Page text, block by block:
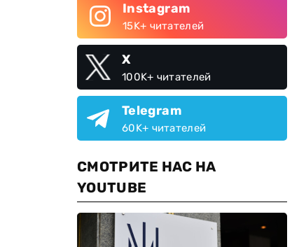
Instagram
15K+ читателей
X
100K+ читателей
Telegram
60K+ читателей
СМОТРИТЕ НАС НА
YOUTUBE